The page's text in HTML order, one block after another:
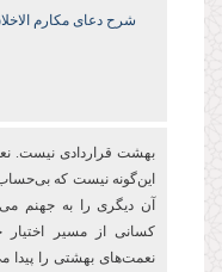
شرح دعای مکارم
بهشت قراردادی نیست.
این‌گونه نیست که
آن دیگری را به جهنم
کسانی از مسیر
نعمت‌های بهشتی را پیدا